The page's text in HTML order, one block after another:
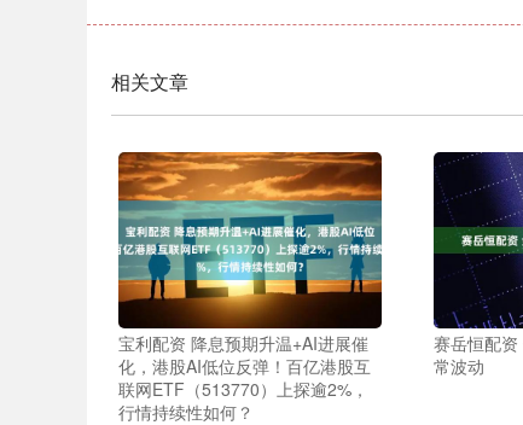
相关文章
宝利配资 降息预期升温+AI进展催
化，港股AI低位反弹！百亿港股互
联网ETF（513770）上探逾2%，
行情持续性如何？
赛岳恒配
常波动